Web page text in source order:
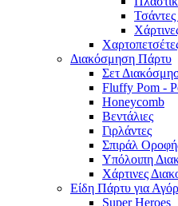
Διακόσμηση Πάρτυ
Σετ
Fluffy Pom -
Honeycomb
Βεντάλιες
Γιρλάντες
Σπιράλ
Υπόλοιπη
Χάρτινες
Είδη Πάρτυ για
Super Heroes